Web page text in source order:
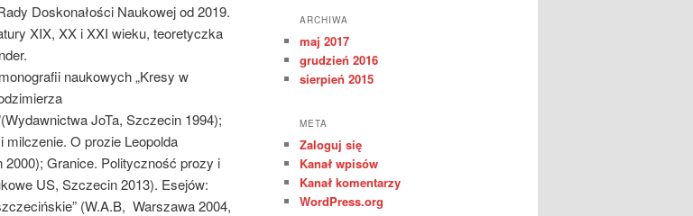
Doskonałości Naukowej od 2019.
XIX, XX i XXI wieku, teoretyczka
naukowych „Kresy w
JoTa, Szczecin 1994);
milczenie. O prozie Leopolda
Granice. Polityczność prozy i
US, Szczecin 2013). Esejów:
(W.A.B, Warszawa 2004,
ARCHIWA
maj 2017
grudzień 2016
sierpień 2015
META
Zaloguj się
Kanał wpisów
Kanał komentarzy
WordPress.org